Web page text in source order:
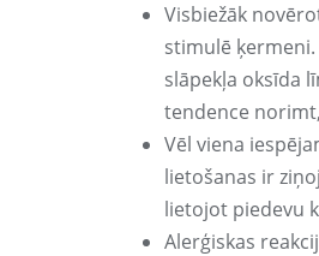
Visbiežāk
stimulē
slāpekļa oksīda
tendence
Vēl viena
lietošanas ir
lietojot piedevu
Alerģiskas